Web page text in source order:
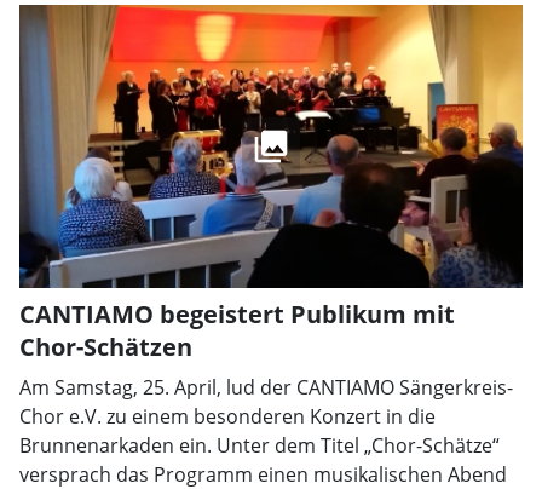
CANTIAMO begeistert Publikum mit
Chor-Schätzen
Am Samstag, 25. April, lud der CANTIAMO Sängerkreis-
Chor e.V. zu einem besonderen Konzert in die
Brunnenarkaden ein. Unter dem Titel „Chor-Schätze“
versprach das Programm einen musikalischen Abend